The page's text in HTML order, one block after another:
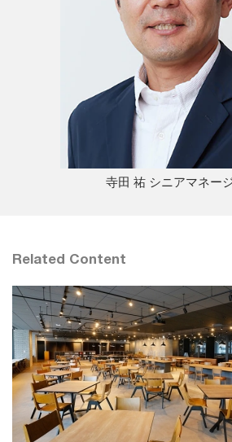
寺田 祐 シニアマネー
Related Content